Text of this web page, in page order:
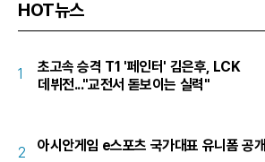
HOT뉴스
1
초고속 승격 T1 '페인터' 김은후, LCK
데뷔전..."교전서 돋보이는 실력"
2 아시안게임 e스포츠 국가대표 유니폼 공개